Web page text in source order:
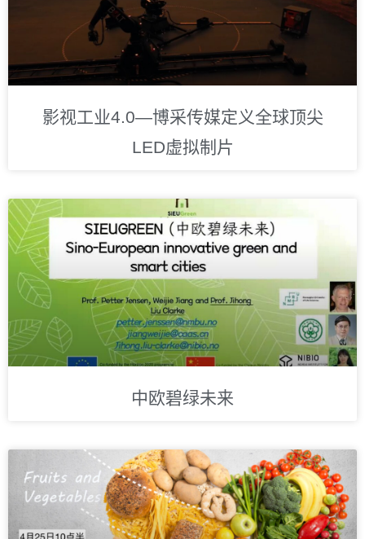
影视工业4.0—博采传媒定义全球顶尖
LED虚拟制片
中欧碧绿未来